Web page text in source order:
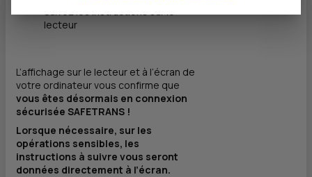
Suivez les instructions sur le
lecteur
L’affichage sur le lecteur et à l’écran de
votre ordinateur vous confirme que
vous êtes désormais en connexion
sécurisée SAFETRANS !
Lorsque nécessaire, sur les
opérations sensibles, les
instructions à suivre vous seront
données directement à l’écran.